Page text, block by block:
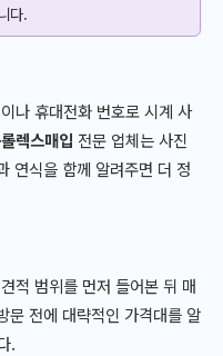
다.
나 휴대전화 번호로 시계 사
렉스매입 전문 업체는 사진
연식을 함께 알려주면 더 정
적 범위를 먼저 들어본 뒤 매
문 전에 대략적인 가격대를 알
.